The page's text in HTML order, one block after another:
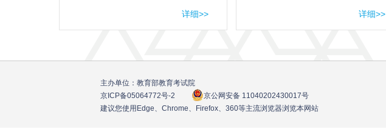
详细>> 详细>>
主办单位：教育部教育考试院
京ICP备05064772号-2
京公网安备 11040202430017号
建议您使用Edge、Chrome、Firefox、360等主流浏览器浏览本网站